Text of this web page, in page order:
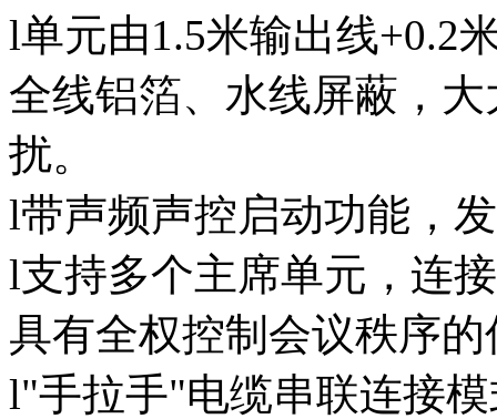
l单元由1.5米输出线+0.2
全线铝箔、水线屏蔽，
扰。
l带声频声控启动功能，
l支持多个主席单元，连
具有全权控制会议秩序
l"手拉手"电缆串联连接